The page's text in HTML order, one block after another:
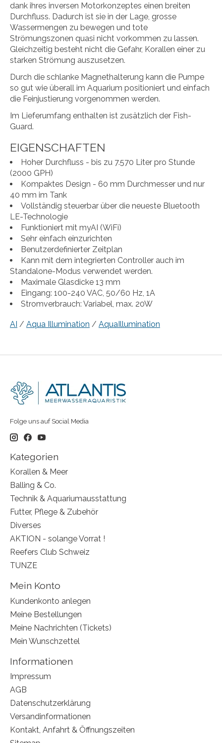
dank ihres inversen Motorkonzeptes einen breiten
Durchfluss. Dadurch ist sie in der Lage, grosse
Wassermengen zu bewegen und tote
Strömungszonen quasi nicht vorkommen zu lassen.
Gleichzeitig besteht nicht die Gefahr, Korallen einer zu
starken Strömung auszusetzen.
Durch die schlanke Magnethalterung kann die Pumpe
so gut wie überall im Aquarium positioniert und einfach
die Feinjustierung vorgenommen werden.
Im Lieferumfang enthalten ist zusätzlich der Fish-
Guard.
EIGENSCHAFTEN
Hoher Durchfluss - bis zu 7.570 Liter pro Stunde
(2000 GPH)
Kompaktes Design - 60 mm Durchmesser und nur
40 mm im Tank
Vollständig steuerbar über die neueste Bluetooth
LE-Technologie
Funktioniert mit myAI (WiFi)
Sehr einfach einzurichten
Benutzerdefinierter Zeitplan
Kann mit dem integrierten Controller auch im
Standalone-Modus verwendet werden.
Maximale Glasdicke 13 mm
Eingang: 100-240 VAC, 50/60 Hz, 1A
Stromverbrauch: Variabel, max. 20W
AI / Aqua Illumination / AquaIllumination
Folge uns auf Social Media
Kategorien
Korallen & Meer
Balling & Co.
Technik & Aquariumausstattung
Futter, Pflege & Zubehör
Diverses
AKTION - solange Vorrat !
Reefers Club Schweiz
TUNZE
Mein Konto
Kundenkonto anlegen
Meine Bestellungen
Meine Nachrichten (Tickets)
Mein Wunschzettel
Informationen
Impressum
AGB
Datenschutzerklärung
Versandinformationen
Kontakt, Anfahrt & Öffnungszeiten